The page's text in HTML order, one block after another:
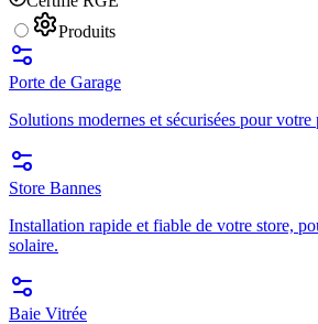
Produits
Porte de Garage
Solutions modernes et sécurisées pour votre
Store Bannes
Installation rapide et fiable de votre store,
solaire.
Baie Vitrée